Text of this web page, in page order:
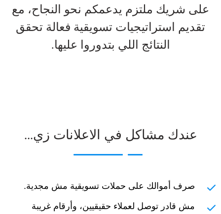
على شريك ملتزم يدعمكم نحو النجاح، مع
تقديم استراتيجيات تسويقية فعالة تحقق
النتائج اللي بتدوروا عليها.
عندك مشاكل في الاعلانات زي...
صرف أموالك على حملات تسويقية مش مجدية.
مش قادر توصل لعملاء حقيقيين، وأرقام غريبة